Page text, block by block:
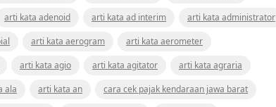
arti kata adenoid arti kata ad interim
arti kata administrator
arti kata aerogram
arti kata aerometer
arti kata agio arti kata agitator
arti kata agraria
ala arti kata an
cara cek pajak kendaraan jawa barat